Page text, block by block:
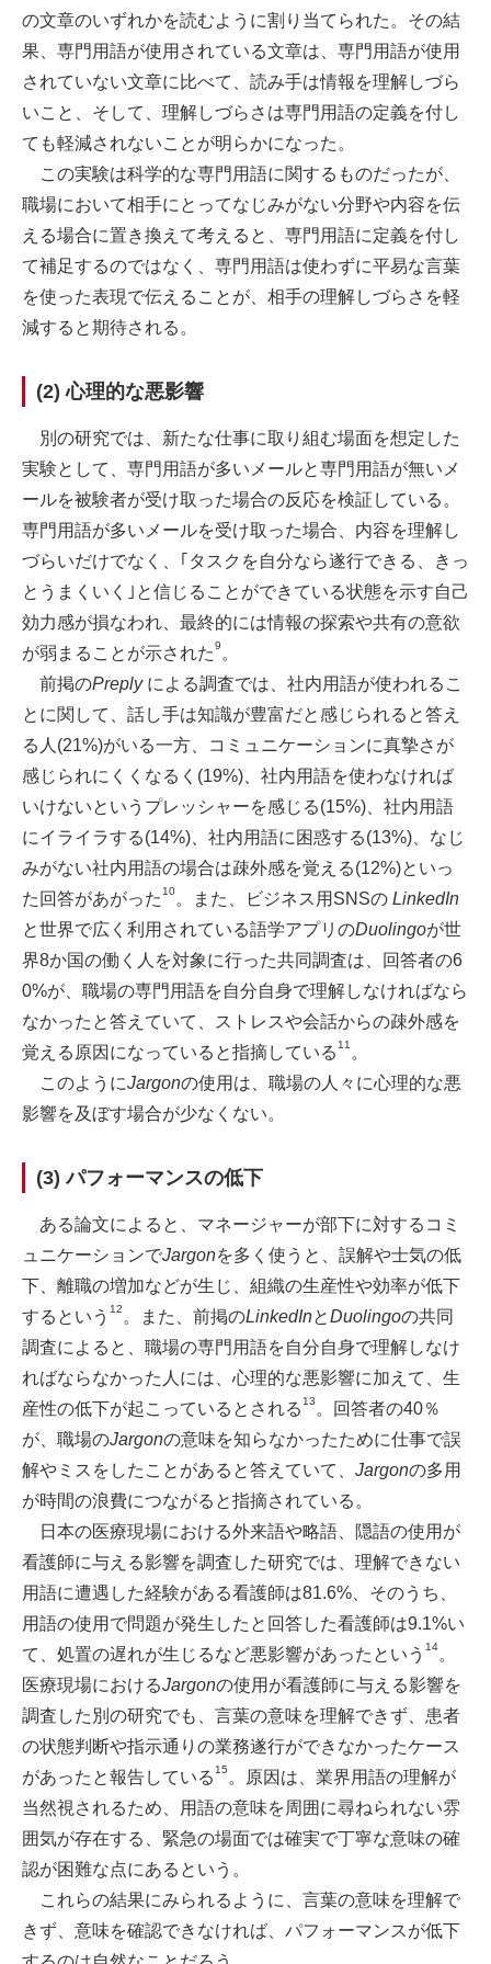
の文章のいずれかを読むように割り当てられた。その結
果、専門用語が使用されている文章は、専門用語が使用
されていない文章に比べて、読み手は情報を理解しづら
いこと、そして、理解しづらさは専門用語の定義を付し
ても軽減されないことが明らかになった。
この実験は科学的な専門用語に関するものだったが、
職場において相手にとってなじみがない分野や内容を伝
える場合に置き換えて考えると、専門用語に定義を付し
て補足するのではなく、専門用語は使わずに平易な言葉
を使った表現で伝えることが、相手の理解しづらさを軽
減すると期待される。
(2) 心理的な悪影響
別の研究では、新たな仕事に取り組む場面を想定した
実験として、専門用語が多いメールと専門用語が無いメ
ールを被験者が受け取った場合の反応を検証している。
専門用語が多いメールを受け取った場合、内容を理解し
づらいだけでなく、｢タスクを自分なら遂行できる、きっ
とうまくいく｣と信じることができている状態を示す自己
効力感が損なわれ、最終的には情報の探索や共有の意欲
が弱まることが示された9 。
前掲のPreply による調査では、社内用語が使われるこ
とに関して、話し手は知識が豊富だと感じられると答え
る人(21%)がいる一方、コミュニケーションに真摯さが
感じられにくくなるく(19%)、社内用語を使わなければ
いけないというプレッシャーを感じる(15%)、社内用語
にイライラする(14%)、社内用語に困惑する(13%)、なじ
みがない社内用語の場合は疎外感を覚える(12%)といっ
た回答があがった 10。また、ビジネス用SNSの LinkedIn
と世界で広く利用されている語学アプリのDuolingoが世
界8か国の働く人を対象に行った共同調査は、回答者の6
0%が、職場の専門用語を自分自身で理解しなければなら
なかったと答えていて、ストレスや会話からの疎外感を
覚える原因になっていると指摘している 11 。
このようにJargonの使用は、職場の人々に心理的な悪
影響を及ぼす場合が少なくない。
(3) パフォーマンスの低下
ある論文によると、マネージャーが部下に対するコミ
ュニケーションでJargonを多く使うと、誤解や士気の低
下、離職の増加などが生じ、組織の生産性や効率が低下
するという 12 。また、前掲のLinkedInとDuolingoの共同
調査によると、職場の専門用語を自分自身で理解しなけ
ればならなかった人には、心理的な悪影響に加えて、生
産性の低下が起こっているとされる 13 。回答者の40％
が、職場のJargonの意味を知らなかったために仕事で誤
解やミスをしたことがあると答えていて、 Jargonの多用
が時間の浪費につながると指摘されている。
日本の医療現場における外来語や略語、隠語の使用が
看護師に与える影響を調査した研究では、理解できない
用語に遭遇した経験がある看護師は81.6%、そのうち、
用語の使用で問題が発生したと回答した看護師は9.1%い
て、処置の遅れが生じるなど悪影響があったという 14。
医療現場におけるJargonの使用が看護師に与える影響を
調査した別の研究でも、言葉の意味を理解できず、患者
の状態判断や指示通りの業務遂行ができなかったケース
があったと報告している 15 。原因は、業界用語の理解が
当然視されるため、用語の意味を周囲に尋ねられない雰
囲気が存在する、緊急の場面では確実で丁寧な意味の確
認が困難な点にあるという。
これらの結果にみられるように、言葉の意味を理解で
きず、意味を確認できなければ、パフォーマンスが低下